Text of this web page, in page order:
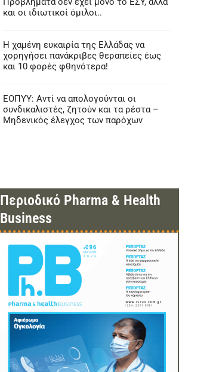
και οι ιδιωτικοί όμιλοι..
Η χαμένη ευκαιρία της Ελλάδας να
χορηγήσει πανάκριβες θεραπείες έως
και 10 φορές φθηνότερα!
ΕΟΠΥΥ: Αντί να απολογούνται οι
συνδικαλιστές, ζητούν και τα ρέστα –
Μηδενικός έλεγχος των παρόχων
Περιοδικό Pharma & Health
Business